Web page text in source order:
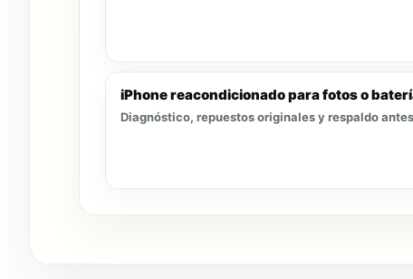
iPhone reacondicionado para fotos o
Diagnóstico, repuestos originales y respaldo